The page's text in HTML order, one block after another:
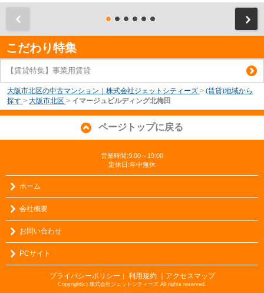
こだわり特集
【賃貸特集】事業用賃貸
大阪市北区の中古マンション｜株式会社ジェットシティーズ > (賃貸)地域から
探す > 大阪市北区 > イマージュビルディング北梅田
ページトップに戻る
営業時間:9:00～19:00
定休日:年中無休
ホーム
会社概要
お問い合わせ
PCサイト
プライバシーポリシー 利用規約 ｜アクセスマップ
Copyright(c) 株式会社ジェットシティーズ All rights reserved.